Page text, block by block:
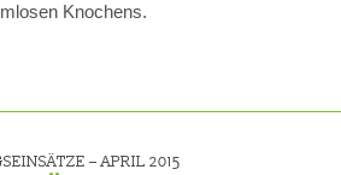
Knochens.
–APRIL 2015